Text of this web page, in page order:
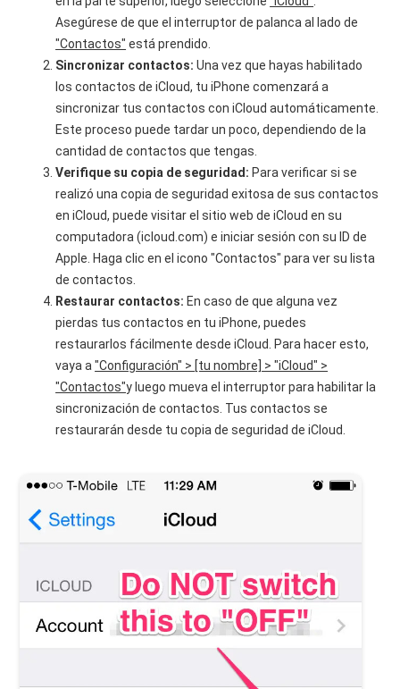
Asegúrese de que el interruptor de palanca al lado de
"Contactos" está prendido.
Sincronizar contactos: Una vez que hayas habilitado
los contactos de iCloud, tu iPhone comenzará a
sincronizar tus contactos con iCloud automáticamente.
Este proceso puede tardar un poco, dependiendo de la
cantidad de contactos que tengas.
Verifique su copia de seguridad: Para verificar si se
realizó una copia de seguridad exitosa de sus contactos
en iCloud, puede visitar el sitio web de iCloud en su
computadora (icloud.com) e iniciar sesión con su ID de
Apple. Haga clic en el icono "Contactos" para ver su lista
de contactos.
Restaurar contactos: En caso de que alguna vez
pierdas tus contactos en tu iPhone, puedes
restaurarlos fácilmente desde iCloud. Para hacer esto,
vaya a"Configuración" > [tu nombre] > "iCloud" >
"Contactos"y luego mueva el interruptor para habilitar la
sincronización de contactos. Tus contactos se
restaurarán desde tu copia de seguridad de iCloud.